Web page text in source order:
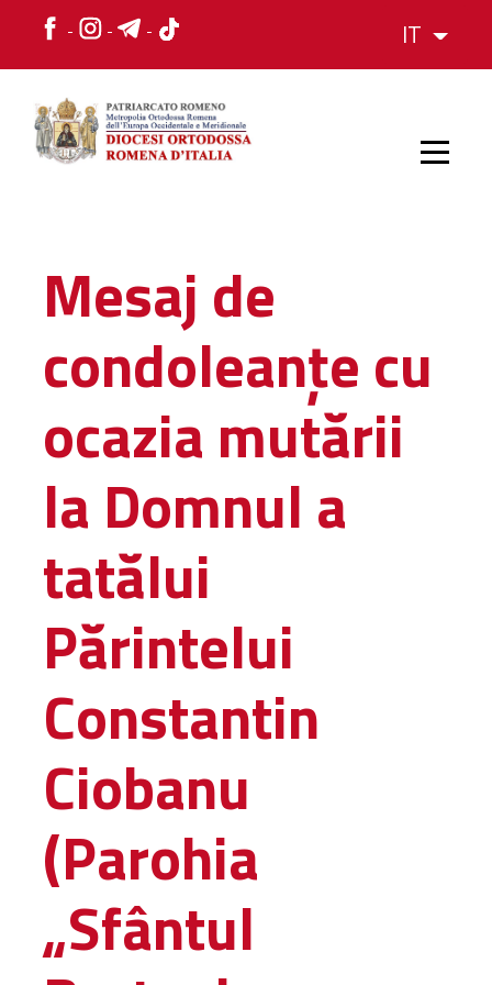
IT
STORIA
L'ORGANIZZAZIONE
L'ORGANIZZAZIONE
La Struttura
Amministrativa
monumenti
Diaconie
Associazioni e
Centri
RISORSE
RISORSE
Apostolia Italia
Comunicati stampa
Gli Statuti e le leggi
Mesaj de
condoleanțe cu
ocazia mutării
la Domnul a
tatălui
Părintelui
Constantin
Ciobanu
(Parohia
„Sfântul